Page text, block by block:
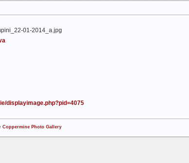
01-2014_a.jpg
displayimage.php?pid=4075
Coppermine Photo Gallery